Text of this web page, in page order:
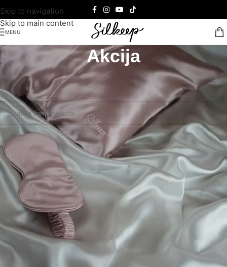
Skip to navigation
Skip to main content
MENU
Akcija
Почетна/Akcija
Ниједан производ не одговара изабраним критеријумима.